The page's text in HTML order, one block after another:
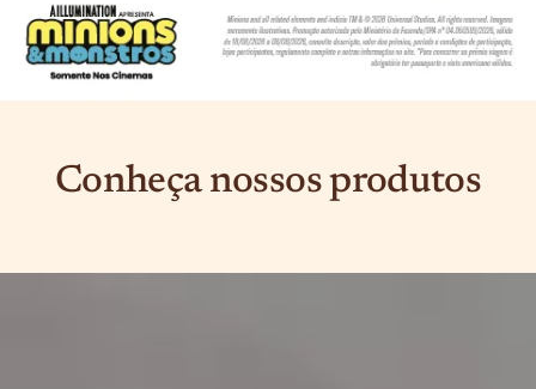
Conheça nossos produtos